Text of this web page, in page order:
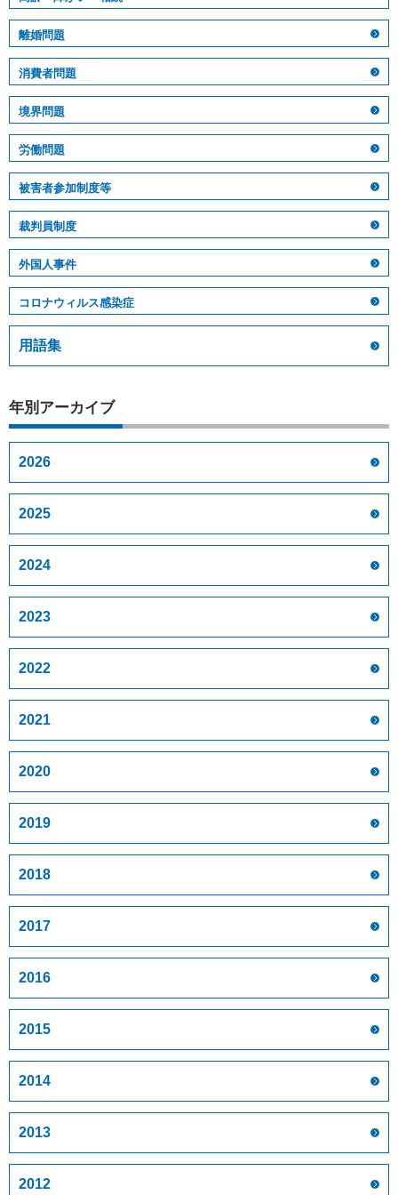
離婚問題
消費者問題
境界問題
労働問題
被害者参加制度等
裁判員制度
外国人事件
コロナウィルス感染症
用語集
年別アーカイブ
2026
2025
2024
2023
2022
2021
2020
2019
2018
2017
2016
2015
2014
2013
2012